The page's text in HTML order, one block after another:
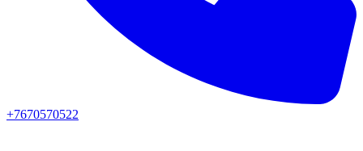
+7670570522